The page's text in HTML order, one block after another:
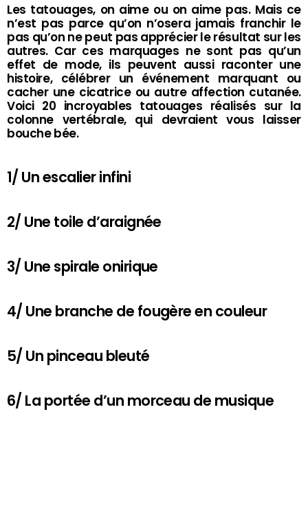
Les tatouages, on aime ou on aime pas. Mais ce
n’est pas parce qu’on n’osera jamais franchir le
pas qu’on ne peut pas apprécier le résultat sur les
autres. Car ces marquages ne sont pas qu’un
effet de mode, ils peuvent aussi raconter une
histoire, célébrer un événement marquant ou
cacher une cicatrice ou autre affection cutanée.
Voici 20 incroyables tatouages réalisés sur la
colonne vertébrale, qui devraient vous laisser
bouche bée.
1/ Un escalier infini
2/ Une toile d’araignée
3/ Une spirale onirique
4/ Une branche de fougère en couleur
5/ Un pinceau bleuté
6/ La portée d’un morceau de musique